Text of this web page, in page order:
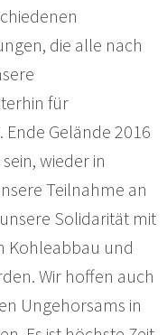
die alle nach
für
Gelände 2016
wieder in
Teilnahme an
Solidarität mit
Kohleabbau und
Wir hoffen auch
Ungehorsams in